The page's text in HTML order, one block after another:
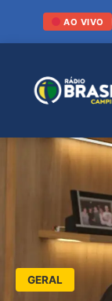
AO VIVO
GERAL